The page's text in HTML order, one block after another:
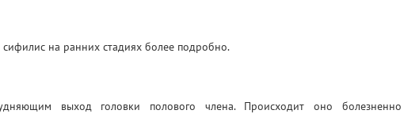
на ранних стадиях более подробно.
выход головки полового члена. Происходит оно